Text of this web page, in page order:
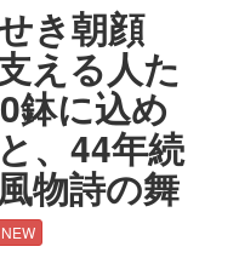
き朝顔
える人た
鉢に込め
、44年続
物詩の舞
NEW